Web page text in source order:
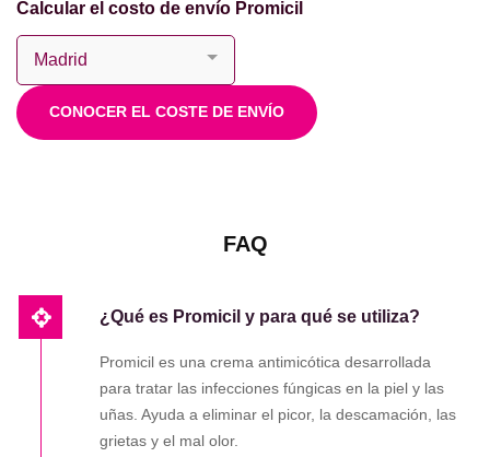
Calcular el costo de envío Promicil
CONOCER EL COSTE DE ENVÍO
FAQ
¿Qué es Promicil y para qué se utiliza?
Promicil es una crema antimicótica desarrollada
para tratar las infecciones fúngicas en la piel y las
uñas. Ayuda a eliminar el picor, la descamación, las
grietas y el mal olor.